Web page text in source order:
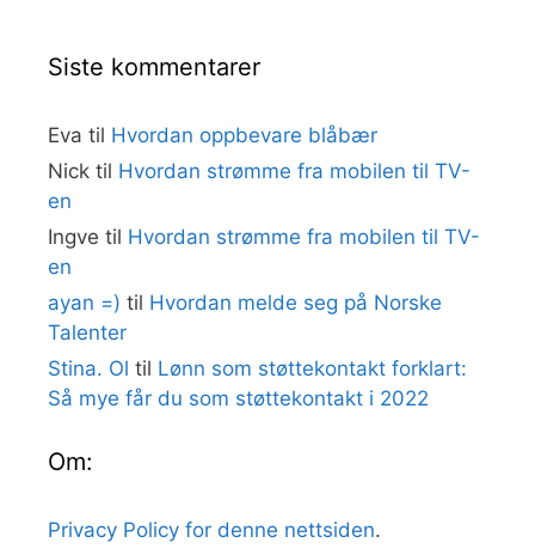
Siste kommentarer
Eva til Hvordan oppbevare blåbær
Nick til Hvordan strømme fra mobilen til TV-
en
Ingve til Hvordan strømme fra mobilen til TV-
en
ayan =) til Hvordan melde seg på Norske
Talenter
Stina. Ol til Lønn som støttekontakt forklart:
Så mye får du som støttekontakt i 2022
Om:
Privacy Policy for denne nettsiden.